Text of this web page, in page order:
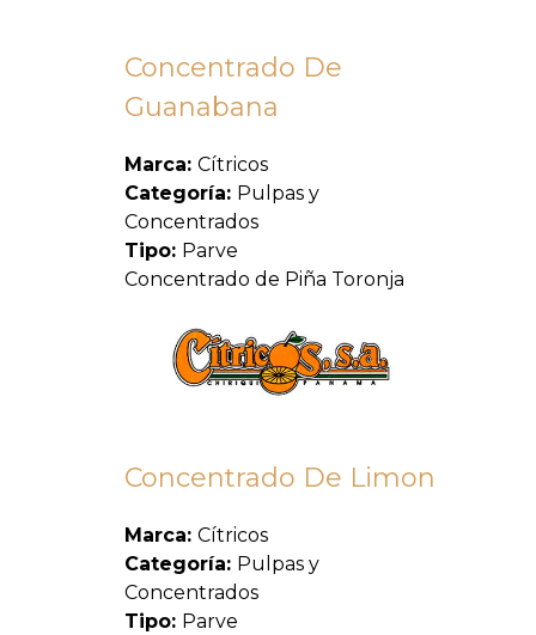
Concentrado De
Guanabana
Marca: Cítricos
Categoría: Pulpas y
Concentrados
Tipo: Parve
Concentrado de Piña Toronja
Concentrado De Limon
Marca: Cítricos
Categoría: Pulpas y
Concentrados
Tipo: Parve